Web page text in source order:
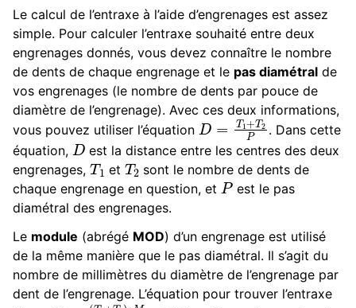
Le calcul de l’entraxe à l’aide d’engrenages est assez
simple. Pour calculer l’entraxe souhaité entre deux
engrenages donnés, vous devez connaître le nombre
de dents de chaque engrenage et le pas diamétral de
vos engrenages (le nombre de dents par pouce de
diamètre de l’engrenage). Avec ces deux informations,
vous pouvez utiliser l’équation D=T1+T2P
. Dans cette
équation, D est la distance entre les centres des deux
engrenages, T1et T2sont le nombre de dents de
chaque engrenage en question, et Pest le pas
diamétral des engrenages.
Le module (abrégé MOD) d’un engrenage est utilisé
de la même manière que le pas diamétral. Il s’agit du
nombre de millimètres du diamètre de l’engrenage par
dent de l’engrenage. L’équation pour trouver l’entraxe